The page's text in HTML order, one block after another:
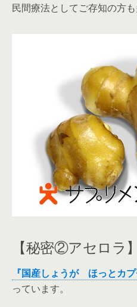
民間療法としてご存知の方も
【秘密②アセロラ】
『国産しょうが ほっとカプ
っています。